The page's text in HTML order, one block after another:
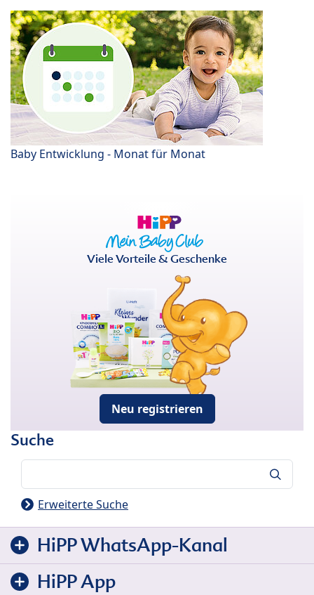
Baby Entwicklung - Monat für Monat
Viele Vorteile & Geschenke
Neu registrieren
Suche
Erweiterte Suche
HiPP WhatsApp-Kanal
HiPP App